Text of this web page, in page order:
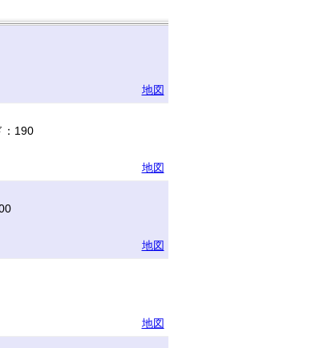
地図
190
地図
地図
地図